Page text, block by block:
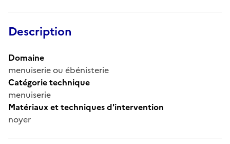
Description
Domaine
menuiserie ou ébénisterie
Catégorie technique
menuiserie
Matériaux et techniques d'intervention
noyer